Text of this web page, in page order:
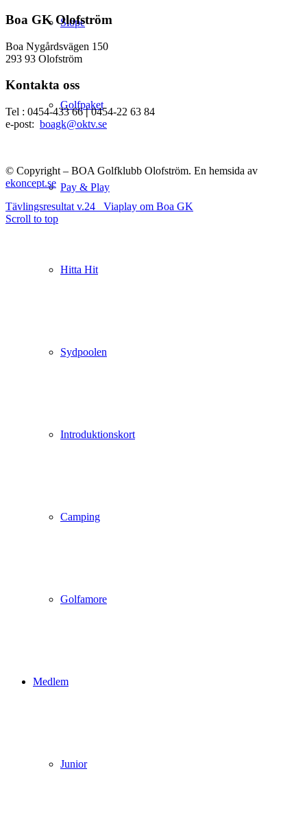
Slope
Golfpaket
Pay & Play
Hitta Hit
Sydpoolen
Introduktionskort
Camping
Golfamore
Medlem
Junior
Boa GK Olofström
Boa Nygårdsvägen 150
293 93 Olofström
Kontakta oss
Tel : 0454-433 66|0454-22 63 84
e-post: boagk@oktv.se
© Copyright – BOA Golfklubb Olofström. En hemsida av
ekoncept.se
Tävlingsresultat v.24
Viaplay om Boa GK
Scroll to top